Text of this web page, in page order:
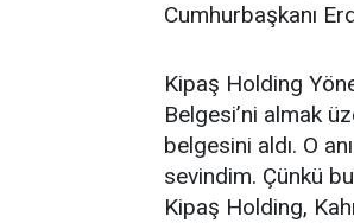
Cumhurbaşkanı
Kipaş Holding
Belgesi’ni almak
belgesini aldı. O
sevindim. Çünkü
Kipaş Holding,